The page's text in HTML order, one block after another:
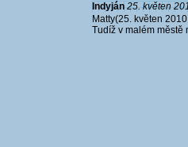
Indyján 25. květen
Matty(25. květen
Tudíž v malém městě